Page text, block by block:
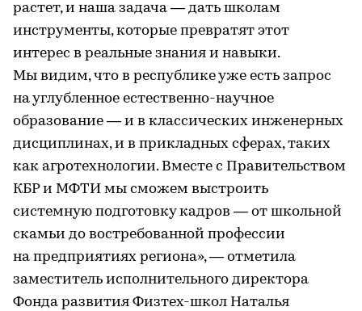
растет, и наша задача — дать школам
инструменты, которые превратят этот
интерес в реальные знания и навыки.
Мы видим, что в республике уже есть запрос
на углубленное естественно-научное
образование — и в классических инженерных
дисциплинах, и в прикладных сферах, таких
как агротехнологии. Вместе с Правительством
КБР и МФТИ мы сможем выстроить
системную подготовку кадров — от школьной
скамьи до востребованной профессии
на предприятиях региона», — отметила
заместитель исполнительного директора
Фонда развития Физтех-школ Наталья